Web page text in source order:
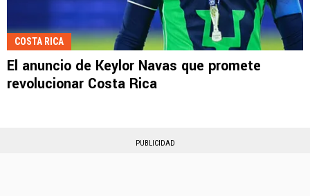
COSTA RICA
El anuncio de Keylor Navas que promete
revolucionar Costa Rica
PUBLICIDAD